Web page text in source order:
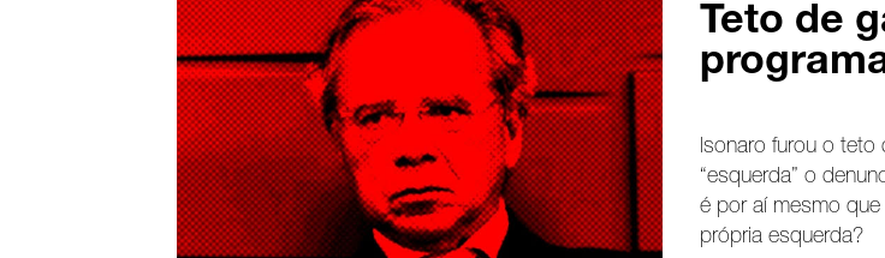
Teto de
lsonaro furou o teto
“esquerda” o
é por aí mesmo
própria esquerda?